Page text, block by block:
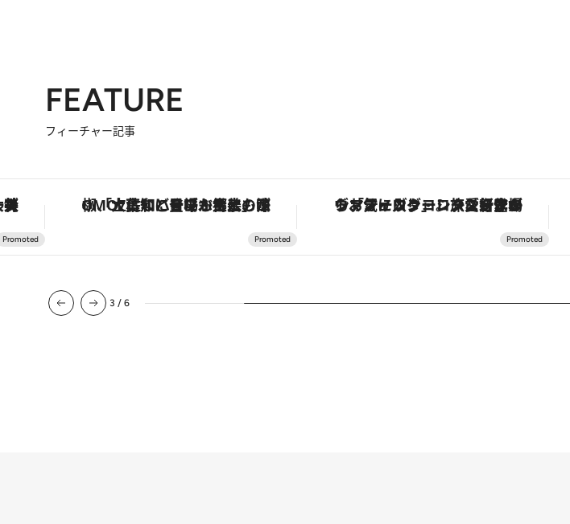
FEATURE
フィーチャー記事
ギフトまで。大人のための「ReFa GINZA」クルーズ 「土佐和ハーブかき氷」がOMO7高知に登場！生姜、山椒、大葉など目にも舌にも涼を呼ぶ郷土の味 ヴァシュロン・コンスタンタン「オーヴァーシーズ・オートマティック」。旅愛好家のお気に入りコレクションから、ジェンダーレスな新作が登場
3 / 6